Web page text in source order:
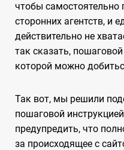
чтобы самостоятельно
сторонних агентств, и
действительно не
так сказать,
которой можно
Так вот, мы решили
пошаговой
предупредить, что
за происходящее с